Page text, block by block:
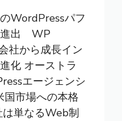
WordPressパフ
進出 WP
社から成長イン
化 オーストラ
エージェンシ
市場への本格
単なるWeb制